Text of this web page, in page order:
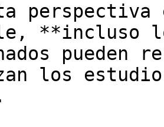
perspectiva
**incluso
pueden
los